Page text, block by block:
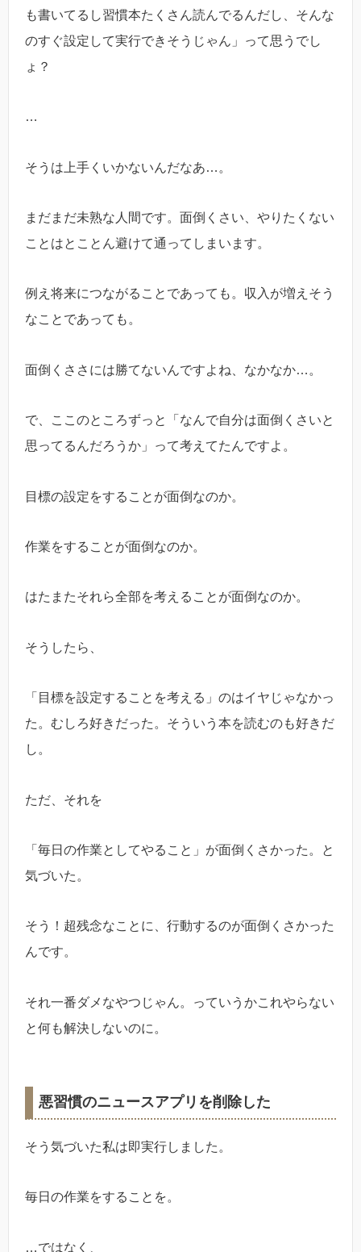
も書いてるし習慣本たくさん読んでるんだし、そんな
のすぐ設定して実行できそうじゃん」って思うでし
ょ？
…
そうは上手くいかないんだなあ…。
まだまだ未熟な人間です。面倒くさい、やりたくない
ことはとことん避けて通ってしまいます。
例え将来につながることであっても。収入が増えそう
なことであっても。
面倒くささには勝てないんですよね、なかなか…。
で、ここのところずっと「なんで自分は面倒くさいと
思ってるんだろうか」って考えてたんですよ。
目標の設定をすることが面倒なのか。
作業をすることが面倒なのか。
はたまたそれら全部を考えることが面倒なのか。
そうしたら、
「目標を設定することを考える」のはイヤじゃなかっ
た。むしろ好きだった。そういう本を読むのも好きだ
し。
ただ、それを
「毎日の作業としてやること」が面倒くさかった。と
気づいた。
そう！超残念なことに、行動するのが面倒くさかった
んです。
それ一番ダメなやつじゃん。っていうかこれやらない
と何も解決しないのに。
悪習慣のニュースアプリを削除した
そう気づいた私は即実行しました。
毎日の作業をすることを。
…ではなく、